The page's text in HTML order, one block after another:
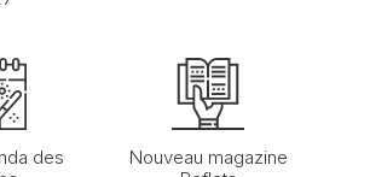
des
Nouveau magazine